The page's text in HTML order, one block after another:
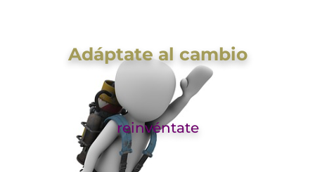
Adáptate al cambio
reinvéntate